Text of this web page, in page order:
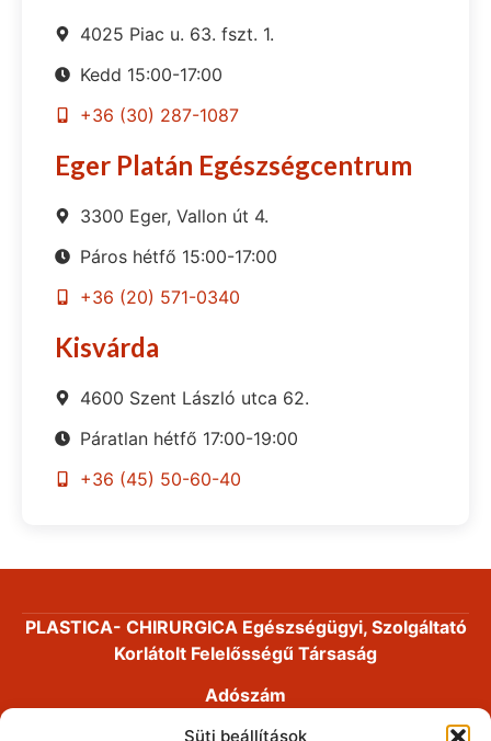
Süti beállítások
4025 Piac u. 63. fszt. 1.
Kedd 15:00-17:00
+36 (30) 287-1087
Eger Platán Egészségcentrum
3300 Eger, Vallon út 4.
Páros hétfő 15:00-17:00
+36 (20) 571-0340
Kisvárda
4600 Szent László utca 62.
Páratlan hétfő 17:00-19:00
+36 (45) 50-60-40
PLASTICA- CHIRURGICA Egészségügyi, Szolgáltató
Korlátolt Felelősségű Társaság
Adószám